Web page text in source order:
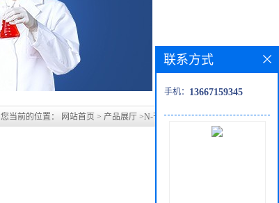
您当前的位置： 网站首页 > 产品展厅 >N-苄氧羰基-L-谷氨酸
联系方式
手机： 13667159345